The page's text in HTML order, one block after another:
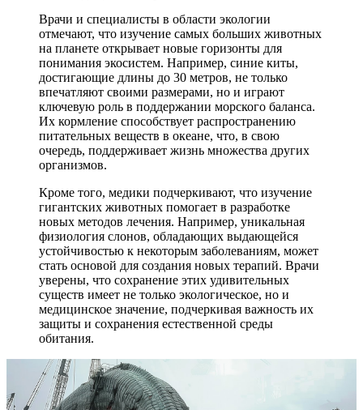
Врачи и специалисты в области экологии
отмечают, что изучение самых больших животных
на планете открывает новые горизонты для
понимания экосистем. Например, синие киты,
достигающие длины до 30 метров, не только
впечатляют своими размерами, но и играют
ключевую роль в поддержании морского баланса.
Их кормление способствует распространению
питательных веществ в океане, что, в свою
очередь, поддерживает жизнь множества других
организмов.
Кроме того, медики подчеркивают, что изучение
гигантских животных помогает в разработке
новых методов лечения. Например, уникальная
физиология слонов, обладающих выдающейся
устойчивостью к некоторым заболеваниям, может
стать основой для создания новых терапий. Врачи
уверены, что сохранение этих удивительных
существ имеет не только экологическое, но и
медицинское значение, подчеркивая важность их
защиты и сохранения естественной среды
обитания.